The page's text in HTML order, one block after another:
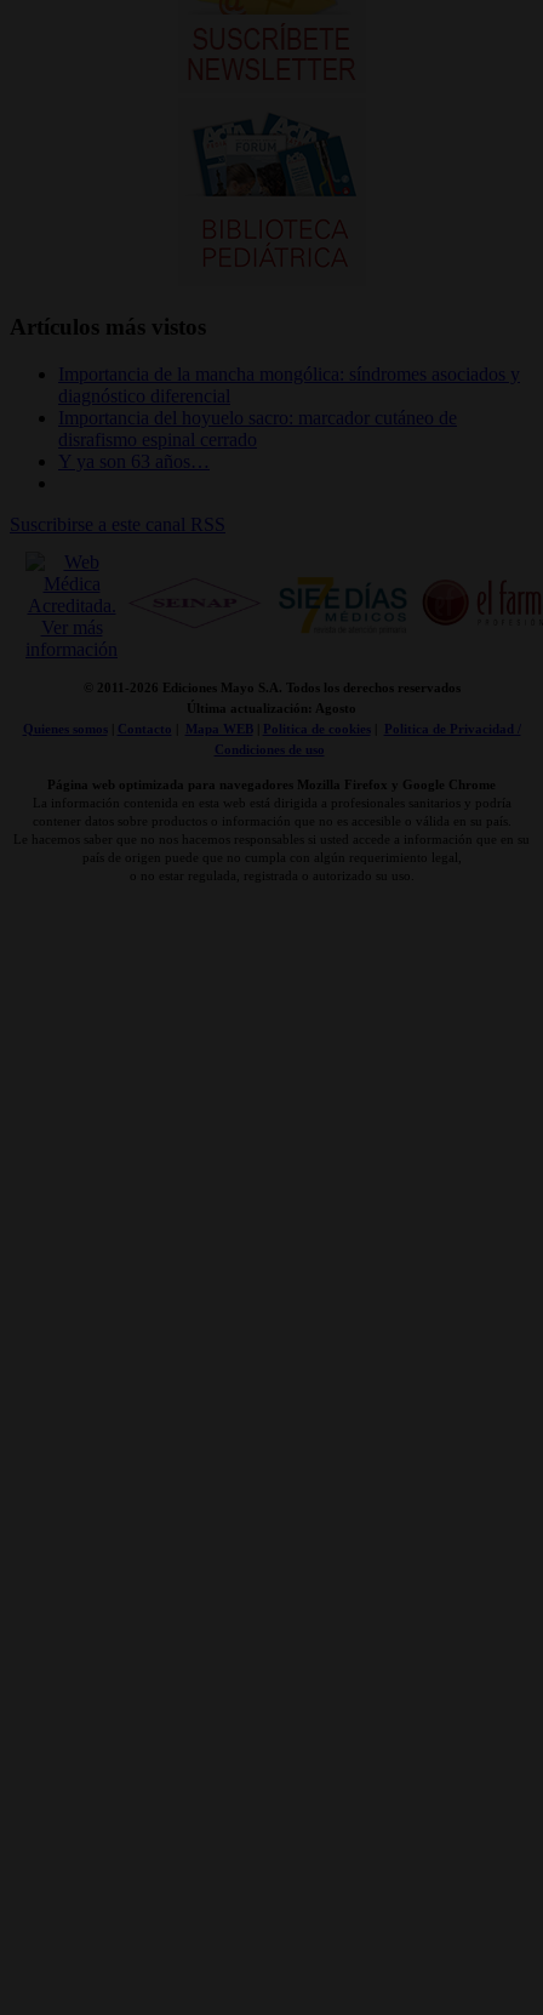
Artículos más vistos
Importancia de la mancha mongólica: síndromes asociados y
diagnóstico diferencial
Importancia del hoyuelo sacro: marcador cutáneo de
disrafismo espinal cerrado
Y ya son 63 años…
Suscribirse a este canal RSS
© 2011- 2026 Ediciones Mayo S.A. Todos los derechos reservados
Última actualización: Agosto
Quienes somos| Contacto Mapa WEB| Politica de cookies|
Politica de Privacidad /
Condiciones de uso
Página web optimizada para navegadores Mozilla Firefox y Google Chrome
La información contenida en esta web está dirigida a profesionales sanitarios y podría
contener datos sobre productos o información que no es accesible o válida en su país.
Le hacemos saber que no nos hacemos responsables si usted accede a información que en su
país de origen puede que no cumpla con algún requerimiento legal,
o no estar regulada, registrada o autorizado su uso.